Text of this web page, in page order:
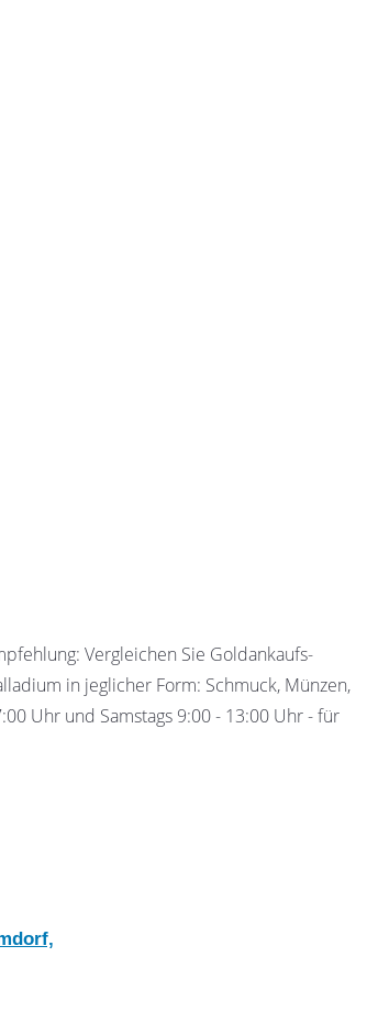
Vergleichen Sie Goldankaufs-
in jeglicher Form: Schmuck, Münzen,
Uhr und Samstags 9:00 - 13:00 Uhr - für